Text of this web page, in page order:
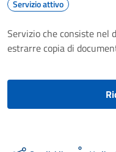
Servizio attivo
Servizio che consiste nel
estrarre copia di